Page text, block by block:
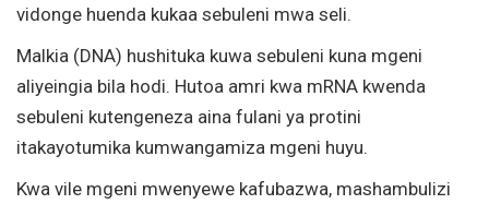
vidonge huenda kukaa sebuleni mwa seli.
Malkia (DNA) hushituka kuwa sebuleni kuna mgeni
aliyeingia bila hodi. Hutoa amri kwa mRNA kwenda
sebuleni kutengeneza aina fulani ya protini
itakayotumika kumwangamiza mgeni huyu.
Kwa vile mgeni mwenyewe kafubazwa, mashambulizi